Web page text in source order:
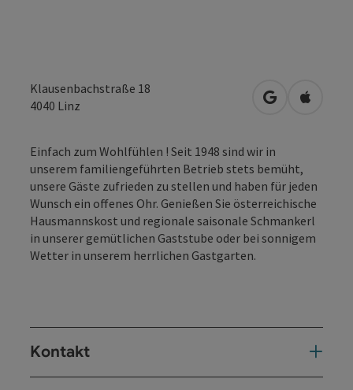
Klausenbachstraße 18
4040 Linz in Google
in
Einfach zum Wohlfühlen ! Seit 1948 sind wir in
unserem familiengeführten Betrieb stets bemüht,
unsere Gäste zufrieden zu stellen und haben für jeden
Wunsch ein offenes Ohr. Genießen Sie österreichische
Hausmannskost und regionale saisonale Schmankerl
in unserer gemütlichen Gaststube oder bei sonnigem
Wetter in unserem herrlichen Gastgarten.
Kontakt